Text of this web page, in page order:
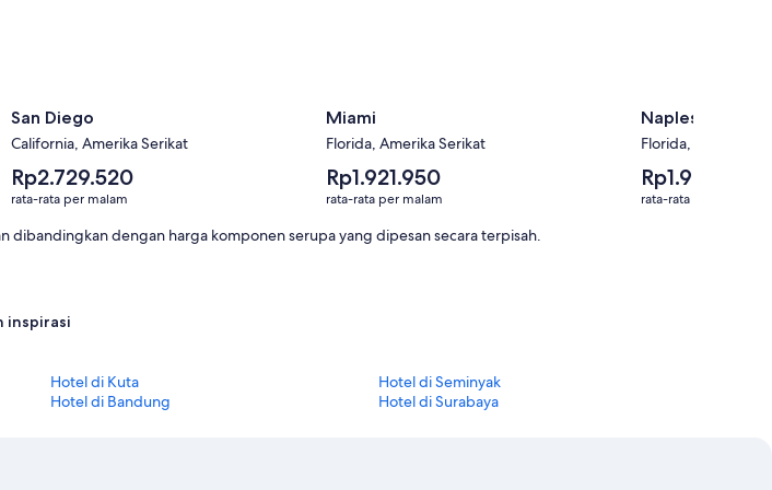
San Diego
California, Amerika Serikat
Harga
rata-
per
Rp2.729.520
rata-rata per malam
Miami
Florida, Amerika Serikat
Harga
rata-
per
Rp1.921.950
rata-rata per malam
Naples
Florida, Amerika
Harga
rata-
Rp1.904.459
rata-rata per malam
dengan harga komponen serupa yang dipesan secara terpisah.
inspirasi
Hotel di Kuta
Hotel di Seminyak
Hotel di Bandung Hotel di Surabaya